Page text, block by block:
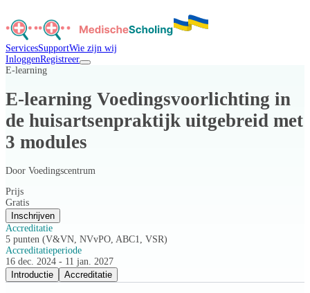
ServicesSupportWie zijn wij
InloggenRegistreer
E-learning
E-learning Voedingsvoorlichting in
de huisartsenpraktijk uitgebreid met
3 modules
Door Voedingscentrum
Prijs
Gratis
Inschrijven
Accreditatie
5 punten (V&VN, NVvPO, ABC1, VSR)
Accreditatieperiode
16 dec. 2024 - 11 jan. 2027
Introductie
Accreditatie